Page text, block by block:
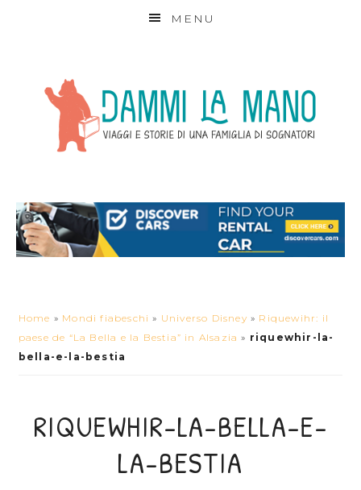
MENU
Home » Mondi fiabeschi » Universo Disney » Riquewihr: il
paese de “La Bella e la Bestia” in Alsazia » riquewhir-la-
bella-e-la-bestia
RIQUEWHIR-LA-BELLA-E-
LA-BESTIA